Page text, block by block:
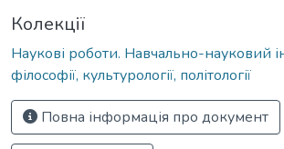
Колекції
Наукові роботи. Навчально-науковий
філософії, культурології, політології
Повна інформація про документ